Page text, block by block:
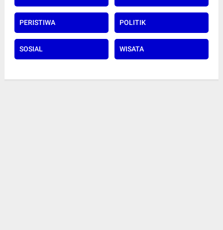
PERISTIWA POLITIK
SOSIAL WISATA